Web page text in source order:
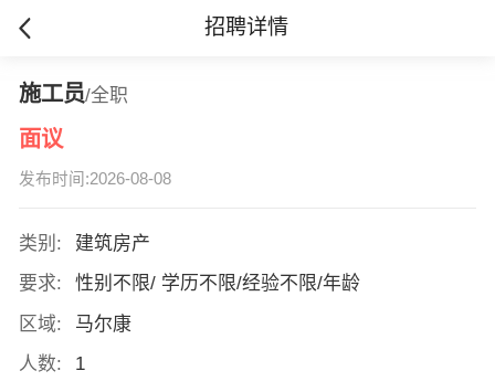
招聘详情
施工员/全职
面议
发布时间:2026-08-08
类别:
建筑房产
要求:
性别不限/ 学历不限/经验不限/年龄
区域:
马尔康
人数:
1